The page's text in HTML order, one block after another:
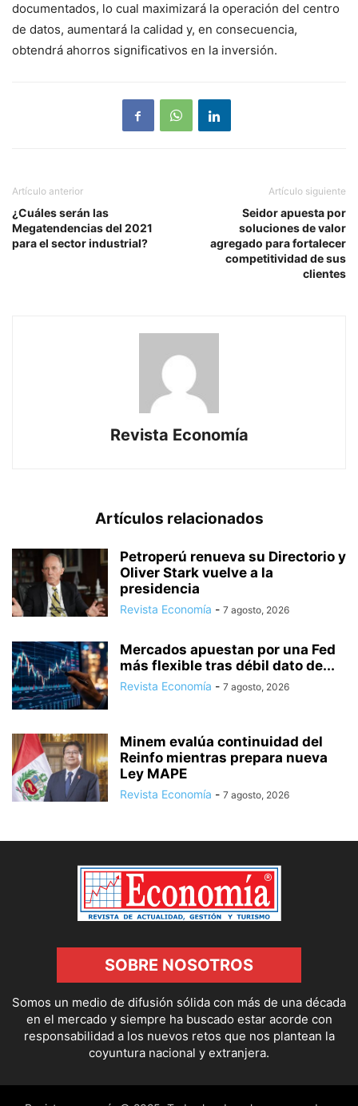
documentados, lo cual maximizará la operación del centro
de datos, aumentará la calidad y, en consecuencia,
obtendrá ahorros significativos en la inversión.
Artículo anterior
¿Cuáles serán las
Megatendencias del 2021
para el sector industrial?
Artículo siguiente
Seidor apuesta por
soluciones de valor
agregado para fortalecer
competitividad de sus
clientes
Revista Economía
Artículos relacionados
Petroperú renueva su Directorio y
Oliver Stark vuelve a la
presidencia
Revista Economía - 7 agosto, 2026
Mercados apuestan por una Fed
más flexible tras débil dato de...
Revista Economía - 7 agosto, 2026
Minem evalúa continuidad del
Reinfo mientras prepara nueva
Ley MAPE
Revista Economía - 7 agosto, 2026
SOBRE NOSOTROS
Somos un medio de difusión sólida con más de una década
en el mercado y siempre ha buscado estar acorde con
responsabilidad a los nuevos retos que nos plantean la
coyuntura nacional y extranjera.